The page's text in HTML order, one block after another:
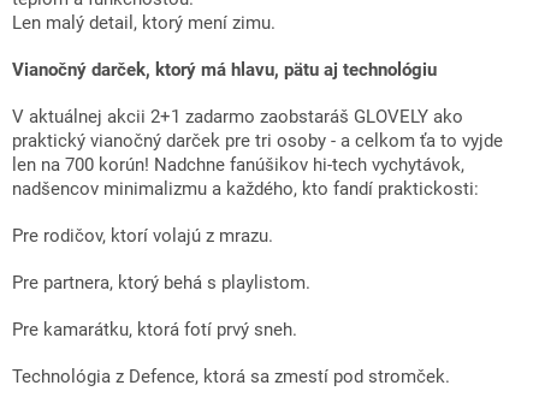
Len malý detail, ktorý mení zimu.
Vianočný darček, ktorý má hlavu, pätu aj technológiu
V aktuálnej akcii 2+1 zadarmo zaobstaráš GLOVELY ako
praktický vianočný darček pre tri osoby - a celkom ťa to vyjde
len na 700 korún! Nadchne fanúšikov hi-tech vychytávok,
nadšencov minimalizmu a každého, kto fandí praktickosti:
Pre rodičov, ktorí volajú z mrazu.
Pre partnera, ktorý behá s playlistom.
Pre kamarátku, ktorá fotí prvý sneh.
Technológia z Defence, ktorá sa zmestí pod stromček.